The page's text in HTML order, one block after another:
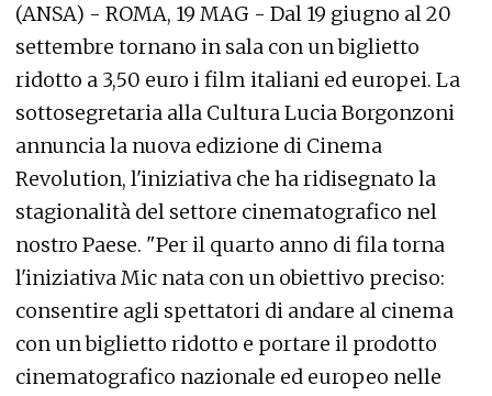
(ANSA) - ROMA, 19 MAG - Dal 19 giugno al 20
settembre tornano in sala con un biglietto
ridotto a 3,50 euro i film italiani ed europei. La
sottosegretaria alla Cultura Lucia Borgonzoni
annuncia la nuova edizione di Cinema
Revolution, l'iniziativa che ha ridisegnato la
stagionalità del settore cinematografico nel
nostro Paese. "Per il quarto anno di fila torna
l'iniziativa Mic nata con un obiettivo preciso:
consentire agli spettatori di andare al cinema
con un biglietto ridotto e portare il prodotto
cinematografico nazionale ed europeo nelle